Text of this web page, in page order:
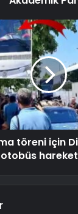
töreni için
otobüs